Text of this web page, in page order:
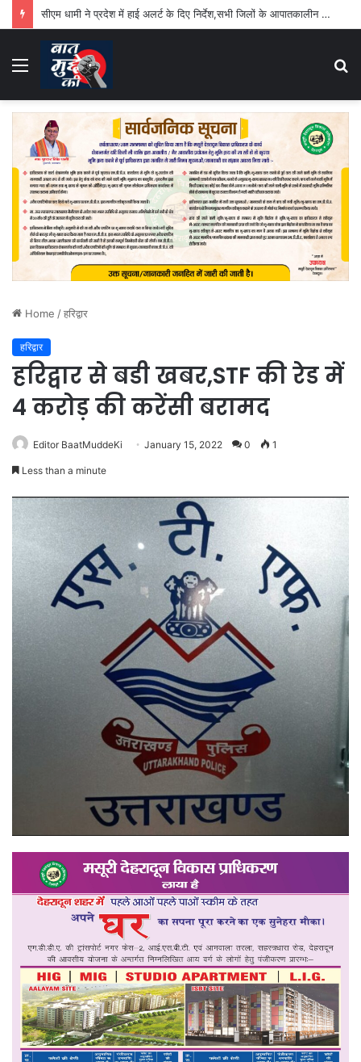
सीएम धामी ने प्रदेश में हाई अलर्ट के दिए निर्देश,सभी जिलों के आपातकालीन परिचालन केंद्र 24 घंटे रहेंगे सक्रिय
Menu
Home /हरिद्वार
हरिद्वार
हरिद्वार से बडी खबर,STF की रेड में
4 करोड़ की करेंसी बरामद
Editor BaatMuddeKi January 15, 2022 0 1
Less than a minute